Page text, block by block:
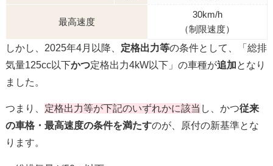
最高速度
30km/h
（制限速度）
しかし、2025年4月以降、 定格出力等の条件として、「総排
気量125cc以下かつ定格出力4kW以下」の車種が追加となり
ました。
つまり、 定格出力等が下記のいずれかに該当 し、かつ従来
の車格・最高速度の条件を満たすのが、原付の新基準とな
ります。